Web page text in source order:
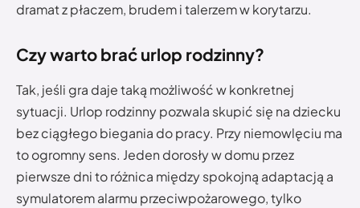
dramat z płaczem, brudem i talerzem w korytarzu.
Czy warto brać urlop rodzinny?
Tak, jeśli gra daje taką możliwość w konkretnej
sytuacji. Urlop rodzinny pozwala skupić się na dziecku
bez ciągłego biegania do pracy. Przy niemowlęciu ma
to ogromny sens. Jeden dorosły w domu przez
pierwsze dni to różnica między spokojną adaptacją a
symulatorem alarmu przeciwpożarowego, tylko